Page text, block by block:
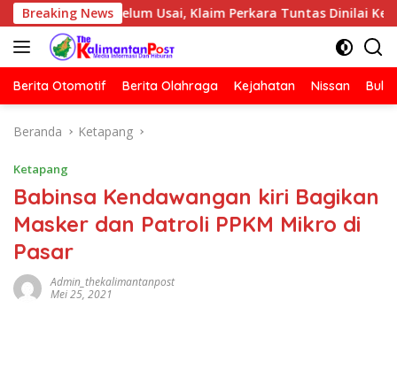
Langsung
ke
konten
Breaking News
Belum Usai, Klaim Perkara Tuntas Dinilai Keliru
Berita Otomotif Berita Olahraga Kejahatan Nissan
Beranda Ketapang
Ketapang
Babinsa Kendawangan kiri Bagikan
Masker dan Patroli PPKM Mikro di
Pasar
Admin_thekalimantanpost
Mei 25, 2021